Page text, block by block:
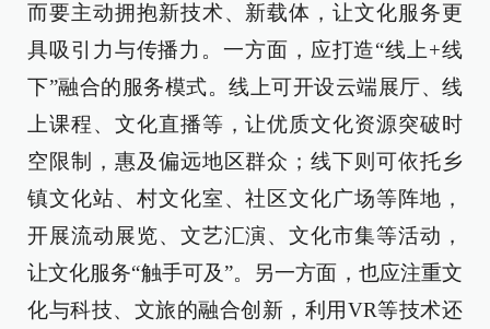
而要主动拥抱新技术、新载体，让文化服务更
具吸引力与传播力。一方面，应打造“线上+线
下”融合的服务模式。线上可开设云端展厅、线
上课程、文化直播等，让优质文化资源突破时
空限制，惠及偏远地区群众；线下则可依托乡
镇文化站、村文化室、社区文化广场等阵地，
开展流动展览、文艺汇演、文化市集等活动，
让文化服务“触手可及”。另一方面，也应注重文
化与科技、文旅的融合创新，利用VR等技术还